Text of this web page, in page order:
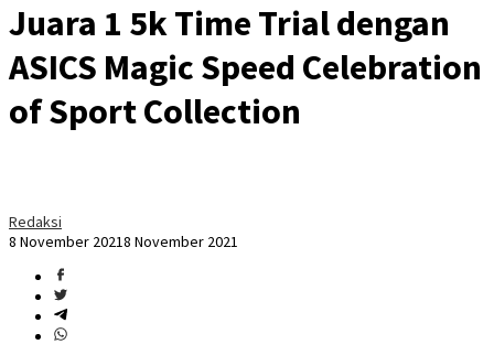
Juara 1 5k Time Trial dengan
ASICS Magic Speed Celebration
of Sport Collection
Redaksi
8 November 20218 November 2021